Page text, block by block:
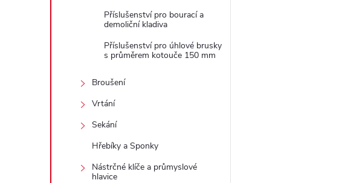
Příslušenství pro bourací a
demoliční kladiva
Příslušenství pro úhlové brusky
s průměrem kotouče 150 mm
Broušení
Vrtání
Sekání
Hřebíky a Sponky
Nástrčné klíče a průmyslové
hlavice